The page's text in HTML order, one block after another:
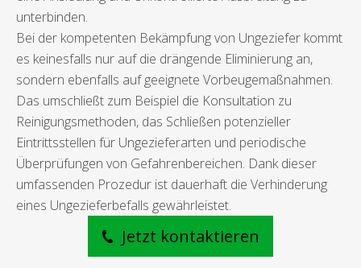
unterbinden.
Bei der kompetenten Bekämpfung von Ungeziefer kommt
es keinesfalls nur auf die drängende Eliminierung an,
sondern ebenfalls auf geeignete Vorbeugemaßnahmen.
Das umschließt zum Beispiel die Konsultation zu
Reinigungsmethoden, das Schließen potenzieller
Eintrittsstellen für Ungezieferarten und periodische
Überprüfungen von Gefahrenbereichen. Dank dieser
umfassenden Prozedur ist dauerhaft die Verhinderung
eines Ungezieferbefalls gewährleistet.
Jetzt kontaktieren